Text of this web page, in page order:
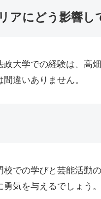
アにどう影響し
政大学での経験は、高
違いありません。
での学びと芸能活動
気を与えるでしょう